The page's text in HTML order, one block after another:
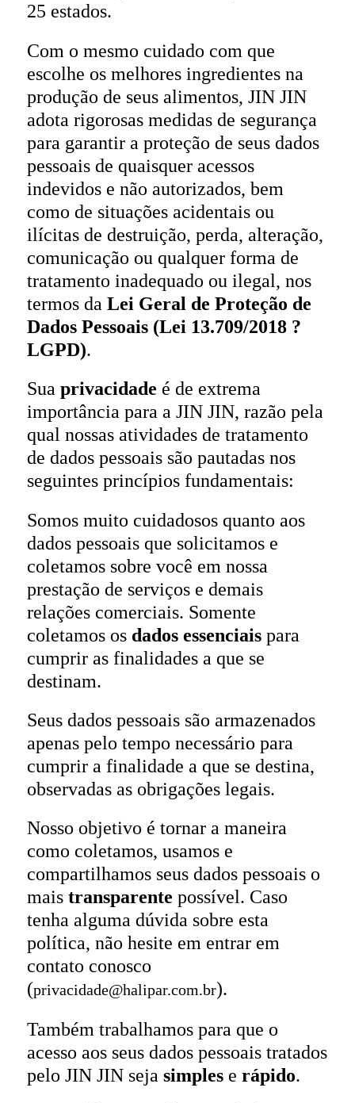
25 estados.
Com o mesmo cuidado com que
escolhe os melhores ingredientes na
produção de seus alimentos, JIN JIN
adota rigorosas medidas de segurança
para garantir a proteção de seus dados
pessoais de quaisquer acessos
indevidos e não autorizados, bem
como de situações acidentais ou
ilícitas de destruição, perda, alteração,
comunicação ou qualquer forma de
tratamento inadequado ou ilegal, nos
termos da Lei Geral de Proteção de
Dados Pessoais (Lei 13.709/2018 ?
LGPD).
Sua privacidade é de extrema
importância para a JIN JIN, razão pela
qual nossas atividades de tratamento
de dados pessoais são pautadas nos
seguintes princípios fundamentais:
Somos muito cuidadosos quanto aos
dados pessoais que solicitamos e
coletamos sobre você em nossa
prestação de serviços e demais
relações comerciais. Somente
coletamos os dados essenciaispara
cumprir as finalidades a que se
destinam.
Seus dados pessoais são armazenados
apenas pelo tempo necessário para
cumprir a finalidade a que se destina,
observadas as obrigações legais.
Nosso objetivo é tornar a maneira
como coletamos, usamos e
compartilhamos seus dados pessoais o
mais transparente possível. Caso
tenha alguma dúvida sobre esta
política, não hesite em entrar em
contato conosco
(privacidade@halipar.com.br).
Também trabalhamos para que o
acesso aos seus dados pessoais tratados
pelo JIN JIN seja simplese rápido.